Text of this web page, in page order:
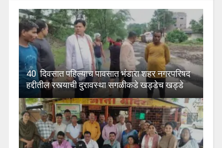
40 दिवसात पहिल्याच पावसात भंडारा शहर नगरपरिषद
हद्दीतील रस्त्याची दुरावस्था सगळीकडे खड्डेच खड्डे